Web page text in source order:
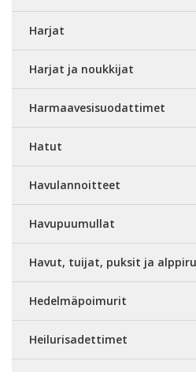
Harjat
Harjat ja noukkijat
Harmaavesisuodattimet
Hatut
Havulannoitteet
Havupuumullat
Havut, tuijat, puksit ja
Hedelmäpoimurit
Heilurisadettimet